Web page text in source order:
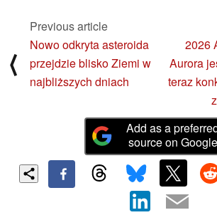
⟨
Previous article
Nowo odkryta asteroida
przejdzie blisko Ziemi w
najbliższych dniach
2026
Aurora
teraz
Add as a
source on Google